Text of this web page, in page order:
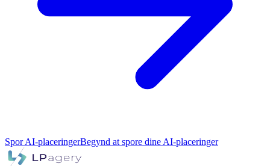
Spor AI-placeringerBegynd at spore dine AI-placeringer